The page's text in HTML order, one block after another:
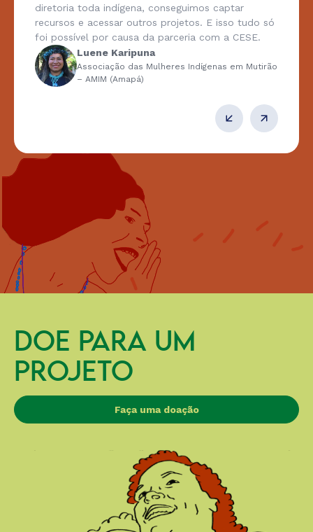
diretoria toda indígena, conseguimos captar
recursos e acessar outros projetos. E isso tudo só
foi possível por causa da parceria com a CESE.
Luene Karipuna
Associação das Mulheres Indígenas em Mutirão
– AMIM (Amapá)
DOE PARA UM
PROJETO
Faça uma doação